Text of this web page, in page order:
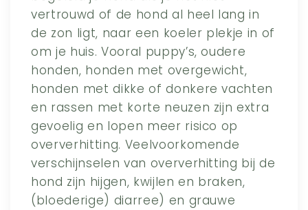
vertrouwd of de hond al heel lang in
de zon ligt, naar een koeler plekje in of
om je huis. Vooral puppy’s, oudere
honden, honden met overgewicht,
honden met dikke of donkere vachten
en rassen met korte neuzen zijn extra
gevoelig en lopen meer risico op
oververhitting. Veelvoorkomende
verschijnselen van oververhitting bij de
hond zijn hijgen, kwijlen en braken,
(bloederige) diarree) en grauwe